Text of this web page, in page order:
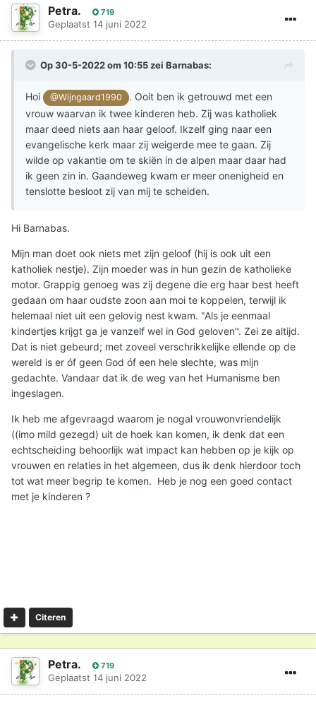
Petra. 719
Geplaatst 14 juni 2022
Op 30-5-2022 om 10:55 zei Barnabas:
Hoi @Wijngaard1990
. Ooit ben ik getrouwd met een
vrouw waarvan ik twee kinderen heb. Zij was katholiek
maar deed niets aan haar geloof. Ikzelf ging naar een
evangelische kerk maar zij weigerde mee te gaan. Zij
wilde op vakantie om te skiën in de alpen maar daar had
ik geen zin in. Gaandeweg kwam er meer onenigheid en
tenslotte besloot zij van mij te scheiden.
Hi Barnabas.
Mijn man doet ook niets met zijn geloof (hij is ook uit een
katholiek nestje). Zijn moeder was in hun gezin de katholieke
motor. Grappig genoeg was zij degene die erg haar best heeft
gedaan om haar oudste zoon aan moi te koppelen, terwijl ik
helemaal niet uit een gelovig nest kwam. "Als je eenmaal
kindertjes krijgt ga je vanzelf wel in God geloven". Zei ze altijd.
Dat is niet gebeurd; met zoveel verschrikkelijke ellende op de
wereld is er óf geen God óf een hele slechte, was mijn
gedachte. Vandaar dat ik de weg van het Humanisme ben
ingeslagen.
Ik heb me afgevraagd waarom je nogal vrouwonvriendelijk
((imo mild gezegd) uit de hoek kan komen, ik denk dat een
echtscheiding behoorlijk wat impact kan hebben op je kijk op
vrouwen en relaties in het algemeen, dus ik denk hierdoor toch
tot wat meer begrip te komen. Heb je nog een goed contact
met je kinderen ?
Citeren
Petra. 719
Geplaatst 14 juni 2022